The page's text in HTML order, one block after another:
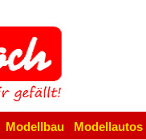
Modellbau Modellautos